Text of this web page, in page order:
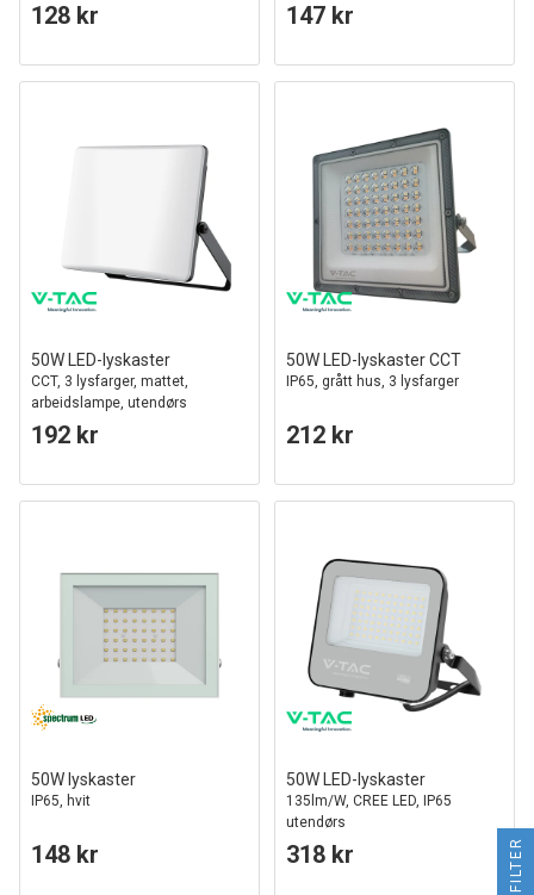
128 kr 147 kr
50W LED-lyskaster
CCT, 3 lysfarger, mattet,
arbeidslampe, utendørs
192 kr
50W LED-lyskaster CCT
IP65, grått hus, 3 lysfarger
212 kr
50W lyskaster
IP65, hvit
148 kr
50W LED-lyskaster
135lm/W, CREE LED, IP65
utendørs
318 kr FILTER